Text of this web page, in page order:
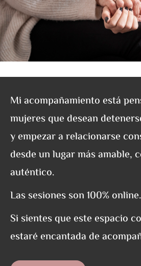
Mi acompañamiento está
mujeres que desean
y empezar a relacionarse
desde un lugar más amable,
auténtico.
Las sesiones son 100% online.
Si sientes que este espacio
estaré encantada de